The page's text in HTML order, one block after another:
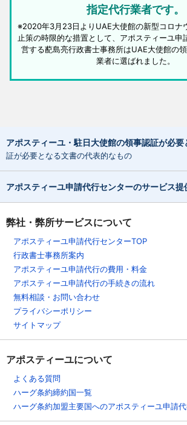
指定代行業者です。
※2020年3月23日よりUAE大使館の新型コロナ
止策の時限的な措置として、アポスティーユ申
営する蓜島亮行政書士事務所はUAE大使館の
業者に選ばれました。
アポスティーユ・駐日大使館の領事認証が必要
証が必要となる文書の代表的なもの
アポスティーユ申請代行センターのサービス提
弊社・弊所サービスについて
アポスティーユ申請代行センターTOP
行政書士事務所案内
アポスティーユ申請代行の費用・料金
アポスティーユ申請代行の手続きの流れ
無料相談・お問い合わせ
プライバシーポリシー
サイトマップ
アポスティーユについて
よくある質問
ハーグ条約締約国一覧
ハーグ条約加盟主要国へのアポスティーユ申請